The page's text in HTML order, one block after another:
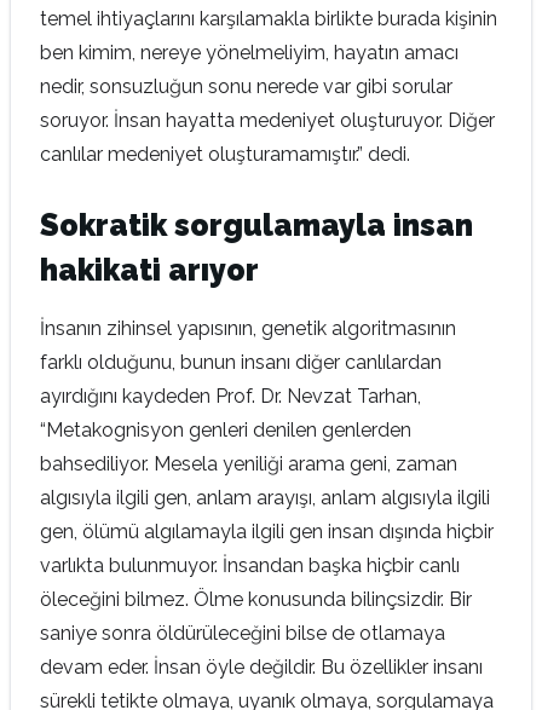
temel ihtiyaçlarını karşılamakla birlikte burada kişinin
ben kimim, nereye yönelmeliyim, hayatın amacı
nedir, sonsuzluğun sonu nerede var gibi sorular
soruyor. İnsan hayatta medeniyet oluşturuyor. Diğer
canlılar medeniyet oluşturamamıştır.” dedi.
Sokratik sorgulamayla insan
hakikati arıyor
İnsanın zihinsel yapısının, genetik algoritmasının
farklı olduğunu, bunun insanı diğer canlılardan
ayırdığını kaydeden Prof. Dr. Nevzat Tarhan,
“Metakognisyon genleri denilen genlerden
bahsediliyor. Mesela yeniliği arama geni, zaman
algısıyla ilgili gen, anlam arayışı, anlam algısıyla ilgili
gen, ölümü algılamayla ilgili gen insan dışında hiçbir
varlıkta bulunmuyor. İnsandan başka hiçbir canlı
öleceğini bilmez. Ölme konusunda bilinçsizdir. Bir
saniye sonra öldürüleceğini bilse de otlamaya
devam eder. İnsan öyle değildir. Bu özellikler insanı
sürekli tetikte olmaya, uyanık olmaya, sorgulamaya